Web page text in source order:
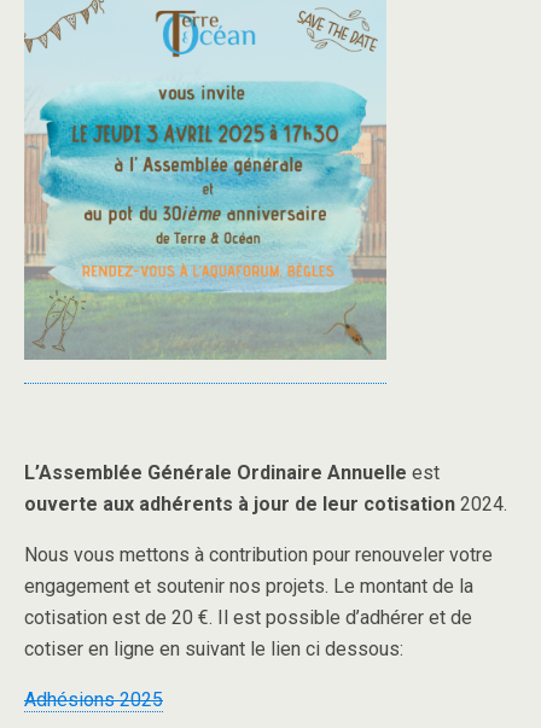
L’Assemblée Générale Ordinaire Annuelle est
ouverte aux adhérents à jour de leur cotisation 2024.
Nous vous mettons à contribution pour renouveler votre
engagement et soutenir nos projets. Le montant de la
cotisation est de 20 €. Il est possible d’adhérer et de
cotiser en ligne en suivant le lien ci dessous:
Adhésions 2025